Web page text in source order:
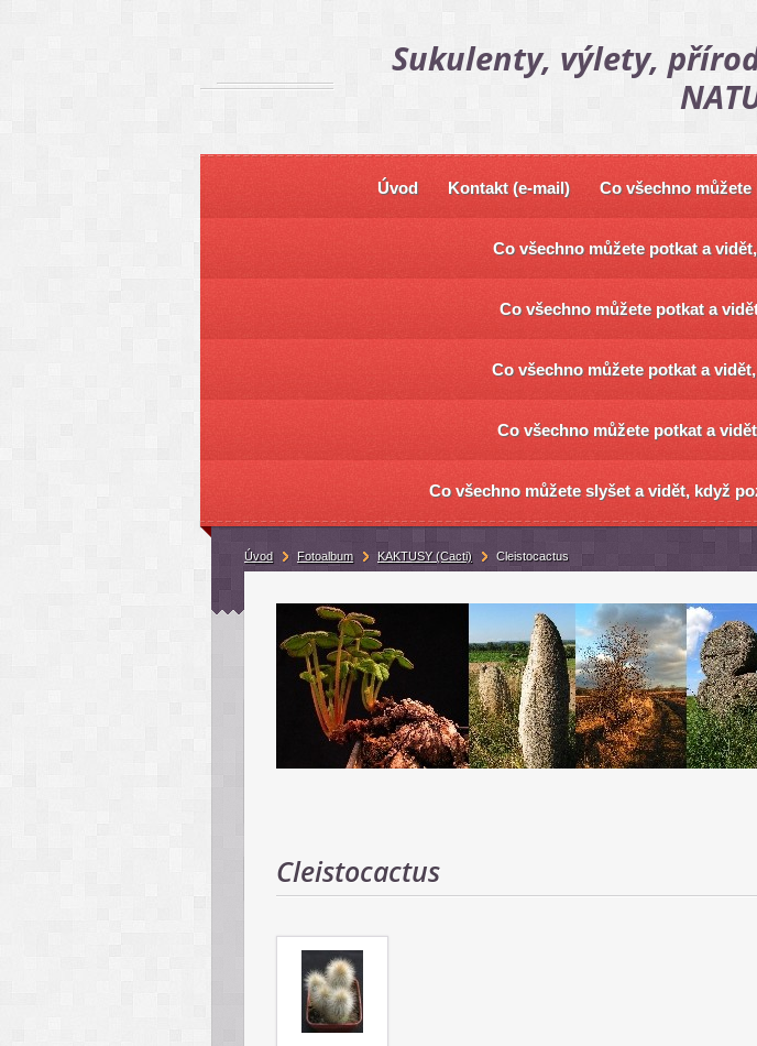
Sukulenty, výlety,
Úvod Kontakt (e-mail) Co všechno
Co všechno můžete potkat a
Co všechno můžete potkat a
Co všechno můžete potkat a
Co všechno můžete potkat a
Co všechno můžete slyšet a vidět, když
Cleistocactus
Úvod Fotoalbum KAKTUSY (Cacti) Cleistocactus